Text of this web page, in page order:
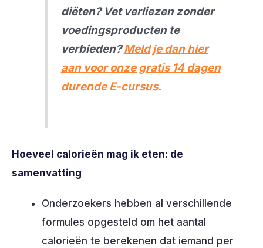
diëten? Vet verliezen zonder
voedingsproducten te
verbieden?Meld je dan hier
aan voor onze gratis 14 dagen
durende E-cursus.
Hoeveel calorieën mag ik eten: de
samenvatting
Onderzoekers hebben al verschillende
formules opgesteld om het aantal
calorieën te berekenen dat iemand per